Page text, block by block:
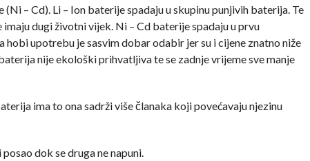
– Cd). Li – Ion baterije spadaju u skupinu punjivih baterija. Te
dugi životni vijek. Ni – Cd baterije spadaju u prvu
upotrebu je sasvim dobar odabir jer su i cijene znatno niže
nije ekološki prihvatljiva te se zadnje vrijeme sve manje
ima to ona sadrži više članaka koji povećavaju njezinu
dok se druga ne napuni.